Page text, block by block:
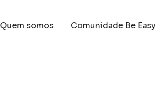
Quem somos Comunidade Be Easy